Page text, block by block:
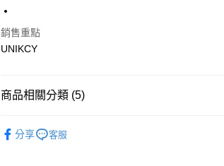
Google Pay
7-11取貨付款［需3-5個工作天不含預購商品］
銷售重點
UNIKCY
商品相關分類 (5)
分享 客服